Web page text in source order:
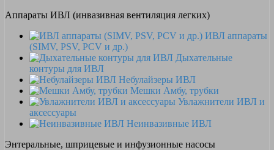
Аппараты ИВЛ (инвазивная вентиляция легких)
ИВЛ аппараты
(SIMV, PSV, PCV и др.)
Дыхательные
контуры для ИВЛ
Небулайзеры ИВЛ
Мешки Амбу, трубки
Увлажнители ИВЛ и
аксессуары
Неинвазивные ИВЛ
Энтеральные, шприцевые и инфузионные насосы